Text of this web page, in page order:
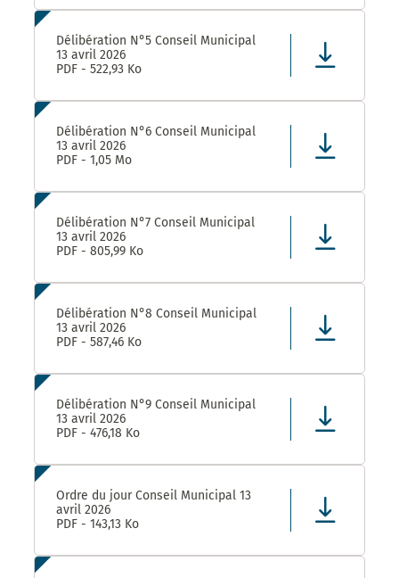
Délibération N°5 Conseil Municipal
13 avril 2026
PDF - 522,93 Ko
Délibération N°6 Conseil Municipal
13 avril 2026
PDF - 1,05 Mo
Délibération N°7 Conseil Municipal
13 avril 2026
PDF - 805,99 Ko
Délibération N°8 Conseil Municipal
13 avril 2026
PDF - 587,46 Ko
Délibération N°9 Conseil Municipal
13 avril 2026
PDF - 476,18 Ko
Ordre du jour Conseil Municipal 13
avril 2026
PDF - 143,13 Ko